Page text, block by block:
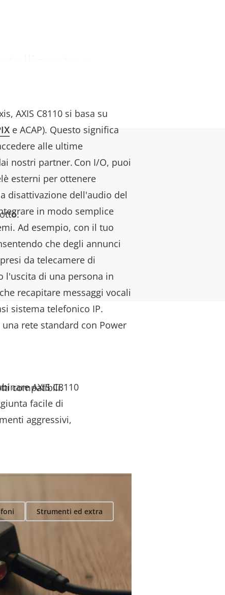
AXIS C8110 si basa su
e ACAP). Questo significa
alle ultime
nostri partner. Con I/O, puoi
esterni per ottenere
disattivazione dell'audio del
in modo semplice
Ad esempio, con il tuo
che degli annunci
da telecamere di
l'uscita di una persona in
recapitare messaggi vocali
sistema telefonico IP.
rete standard con Power
AXIS C8110
facile di
aggressivi,
compatibili.
Strumenti ed extra